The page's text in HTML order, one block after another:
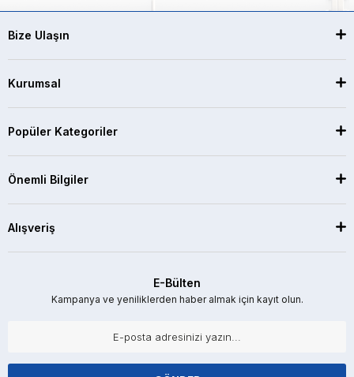
Bize Ulaşın
Kurumsal
Popüler Kategoriler
Önemli Bilgiler
Alışveriş
E-Bülten
Kampanya ve yeniliklerden haber almak için kayıt olun.